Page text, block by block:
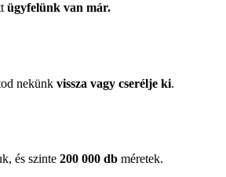
ügyfelünk van már.
nekünk vissza vagy cserélje ki.
és szinte 200 000 db méretek.